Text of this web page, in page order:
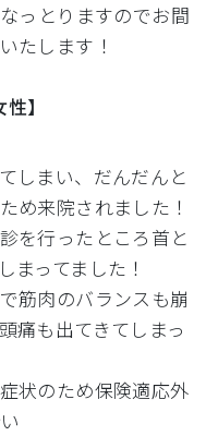
っとりますのでお間
たします！
】
しまい、だんだんと
め来院されました！
を行ったところ首と
まってました！
筋肉のバランスも崩
痛も出てきてしまっ
状のため保険適応外